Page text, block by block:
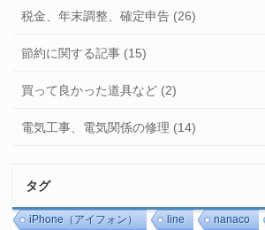
税金、年末調整、確定申告 (26)
節約に関する記事 (15)
買って良かった道具など (2)
電気工事、電気関係の修理 (14)
タグ
iPhone（アイフォン） line nanaco